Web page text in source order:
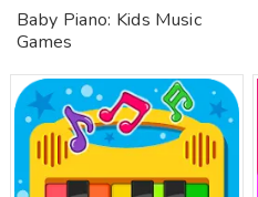
Baby Piano: Kids Music
Games